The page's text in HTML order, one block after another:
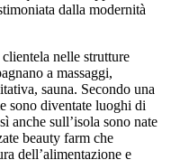
dalla modernità
nelle strutture
a massaggi,
sauna. Secondo una
sono diventate luoghi di
anche sull’isola sono nate
beauty farm che
dell’alimentazione e